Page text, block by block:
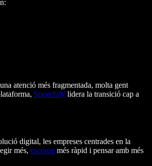
atenció més fragmentada, molta gent
Speechify lidera la transició cap a
digital, les empreses centrades en la
més, escriure més ràpid i pensar amb més